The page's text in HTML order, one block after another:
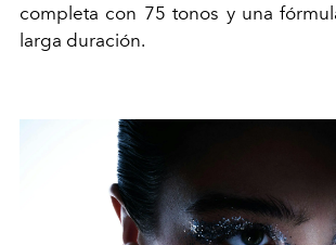
completa con 75 tonos y una
larga duración.